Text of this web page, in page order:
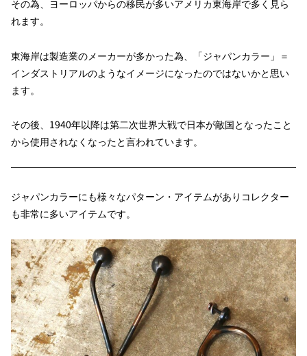
その為、ヨーロッパからの移民が多いアメリカ東海岸で多く見ら
れます。
東海岸は製造業のメーカーが多かった為、「ジャパンカラー」＝
インダストリアルのようなイメージになったのではないかと思い
ます。
その後、1940年以降は第二次世界大戦で日本が敵国となったこと
から使用されなくなったと言われています。
ジャパンカラーにも様々なパターン・アイテムがありコレクター
も非常に多いアイテムです。